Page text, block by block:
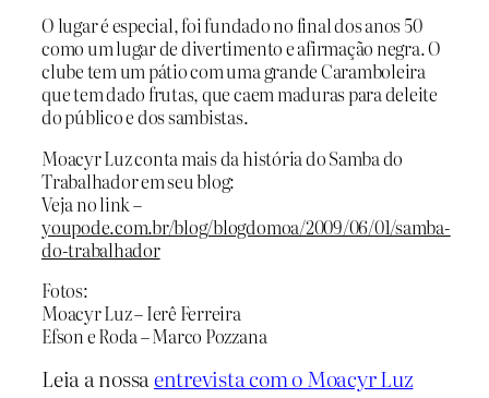
O lugar é especial, foi fundado no final dos anos 50
como um lugar de divertimento e afirmação negra. O
clube tem um pátio com uma grande Caramboleira
que tem dado frutas, que caem maduras para deleite
do público e dos sambistas.
Moacyr Luz conta mais da história do Samba do
Trabalhador em seu blog:
Veja no link –
youpode.com.br/blog/blogdomoa/2009/06/01/samba-
do-trabalhador
Fotos:
Moacyr Luz – Ierê Ferreira
Efson e Roda – Marco Pozzana
Leia a nossaentrevista com o Moacyr Luz